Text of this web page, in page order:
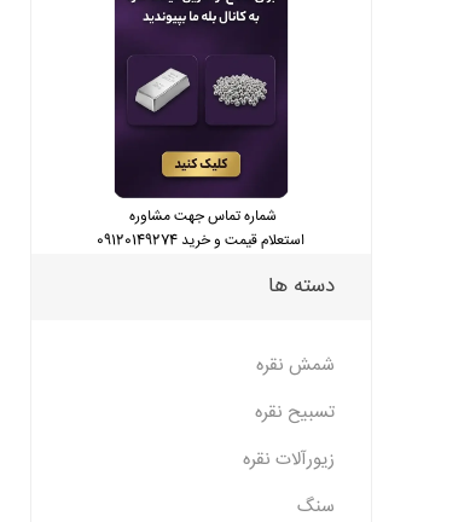
شماره تماس جهت مشاوره
استعلام قیمت و خرید 09120149274
دسته ها
شمش نقره
تسبیح نقره
زیورآلات نقره
سنگ